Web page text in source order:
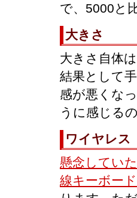
で、5000と
大きさ
大きさ自体
結果として
感が悪くな
うに感じる
ワイヤレス
懸念してい
線キーボー